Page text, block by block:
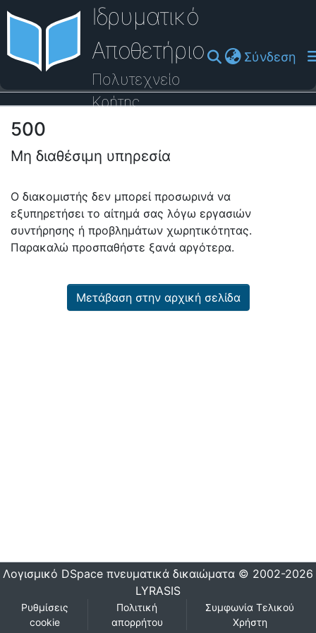
Ιδρυματικό
Αποθετήριο
Πολυτεχνείο
Κρήτης
Σύνδεση
Οδηγός Βοήθειας
500
Μη διαθέσιμη υπηρεσία
Ο διακομιστής δεν μπορεί προσωρινά να
εξυπηρετήσει το αίτημά σας λόγω εργασιών
συντήρησης ή προβλημάτων χωρητικότητας.
Παρακαλώ προσπαθήστε ξανά αργότερα.
Μετάβαση στην αρχική σελίδα
Λογισμικό DSpace πνευματικά δικαιώματα © 2002-2026
LYRASIS
Ρυθμίσεις
cookie
Πολιτική
απορρήτου
Συμφωνία Τελικού
Χρήστη